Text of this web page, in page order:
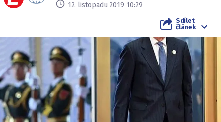
12. listopadu 2019 10:29
Sdílet
článek